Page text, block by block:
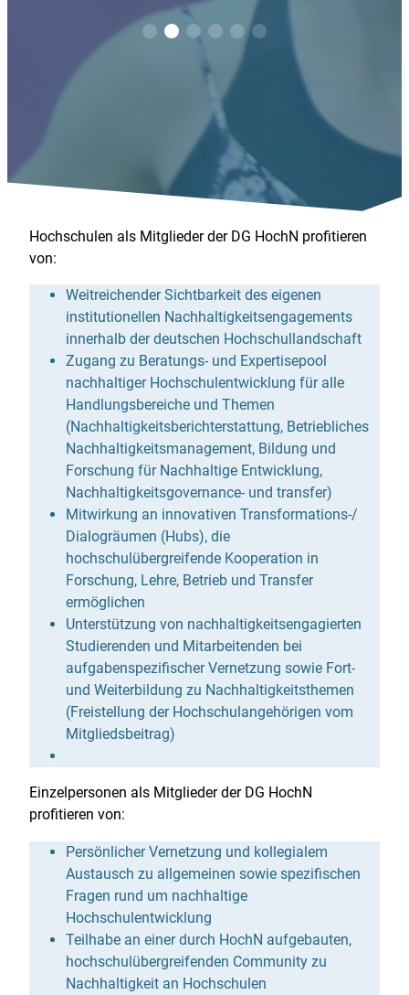
Hochschulen als Mitglieder der DG HochN profitieren
von:
Weitreichender Sichtbarkeit des eigenen
institutionellen Nachhaltigkeitsengagements
innerhalb der deutschen Hochschullandschaft
Zugang zu Beratungs- und Expertisepool
nachhaltiger Hochschulentwicklung für alle
Handlungsbereiche und Themen
(Nachhaltigkeitsberichterstattung, Betriebliches
Nachhaltigkeitsmanagement, Bildung und
Forschung für Nachhaltige Entwicklung,
Nachhaltigkeitsgovernance- und transfer)
Mitwirkung an innovativen Transformations-/
Dialogräumen (Hubs), die
hochschulübergreifende Kooperation in
Forschung, Lehre, Betrieb und Transfer
ermöglichen
Unterstützung von nachhaltigkeitsengagierten
Studierenden und Mitarbeitenden bei
aufgabenspezifischer Vernetzung sowie Fort-
und Weiterbildung zu Nachhaltigkeitsthemen
(Freistellung der Hochschulangehörigen vom
Mitgliedsbeitrag)
Einzelpersonen als Mitglieder der DG HochN
profitieren von:
Persönlicher Vernetzung und kollegialem
Austausch zu allgemeinen sowie spezifischen
Fragen rund um nachhaltige
Hochschulentwicklung
Teilhabe an einer durch HochN aufgebauten,
hochschulübergreifenden Community zu
Nachhaltigkeit an Hochschulen